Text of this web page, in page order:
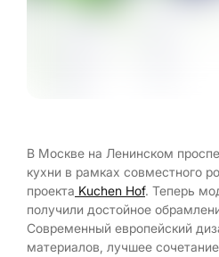
В Москве на Ленинском
кухни в рамках совместного
проекта Kuchen Hof. Теперь
получили достойное
Современный европейский
материалов, лучшее